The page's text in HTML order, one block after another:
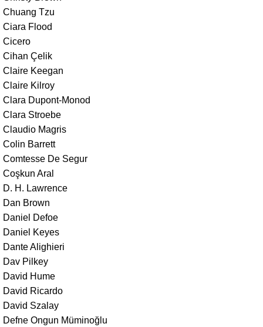
Chuang Tzu
Ciara Flood
Cicero
Cihan Çelik
Claire Keegan
Claire Kilroy
Clara Dupont-Monod
Clara Stroebe
Claudio Magris
Colin Barrett
Comtesse De Segur
Coşkun Aral
D. H. Lawrence
Dan Brown
Daniel Defoe
Daniel Keyes
Dante Alighieri
Dav Pilkey
David Hume
David Ricardo
David Szalay
Defne Ongun Müminoğlu